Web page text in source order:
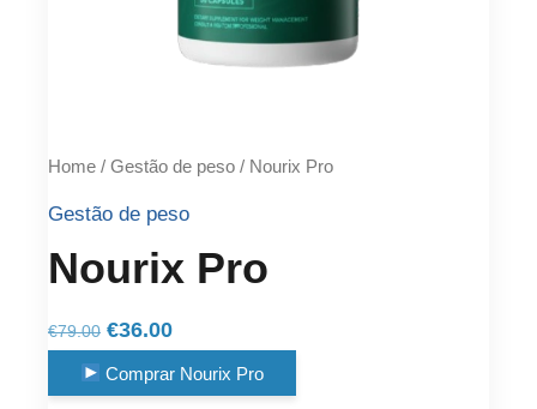
Home / Gestão de peso / Nourix Pro
Gestão de peso
Nourix Pro
€79.00 Original
price
was:
€36.00Current
price
is:
Comprar Nourix Pro